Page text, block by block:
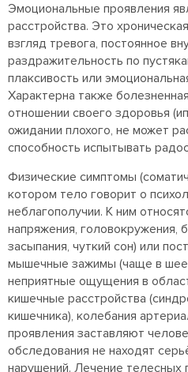
Эмоциональные проявления
расстройства. Это
взгляд тревога, постоянное
раздражительность по
плаксивость или
Характерна также
отношении своего здоровья
ожидании плохого, не может
способность испытывать
Физические симптомы
котором тело говорит о
неблагополучии. К ним
напряжения, головокружения,
засыпания, чуткий сон) или
мышечные зажимы (чаще в шее,
неприятные ощущения в
кишечные расстройства
кишечника), колебания
проявления заставляют
обследования не находят
нарушений. Лечение телесных